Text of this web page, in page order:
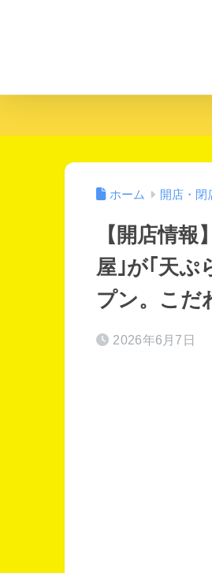
ホーム 開店・閉
【開店情
屋｣が｢天ぷ
プン。こだ
2026年6月7日